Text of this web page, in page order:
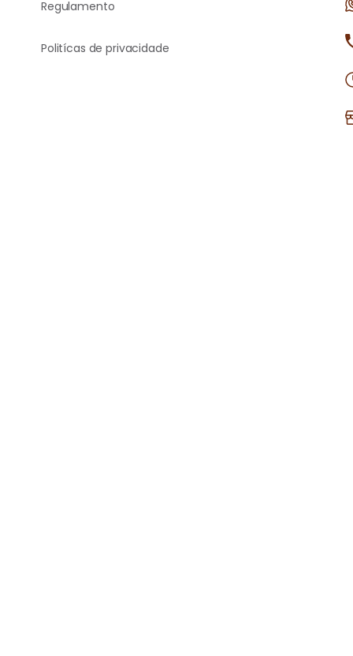
Regulamento
Politícas de privacidade